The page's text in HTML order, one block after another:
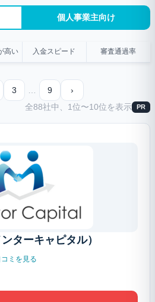
個人事業主向け
高い 入金スピード 審査通過率
3 9
›
全88社中、1位〜10位を表示
PR
ターキャピタル）
ミを見る